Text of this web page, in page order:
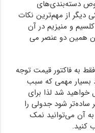
دسته‌بندی‌های
از مهم‌ترین نکات
و منیزیم در آن
همین دو عنصر می
به فاکتور قیمت توجه
بسیار مهمی که سبب
شد لذا برای
ساده‌تر شود جدولی را
به آن می‌توانید نمک
کنید.